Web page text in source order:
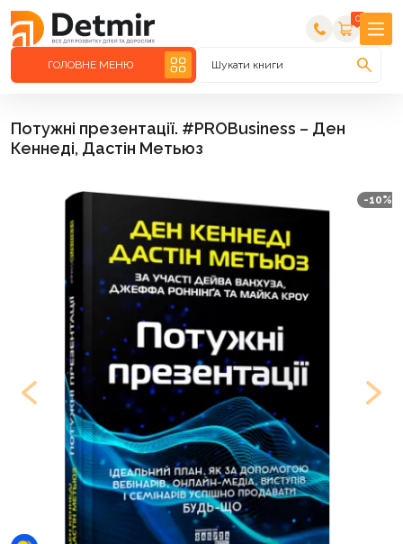
0
ГОЛОВНЕ МЕНЮ Шукати книги
Потужні презентації. #PROBusiness – Ден
Кеннеді, Дастін Метьюз
-10%